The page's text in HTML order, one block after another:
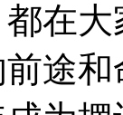
在
途